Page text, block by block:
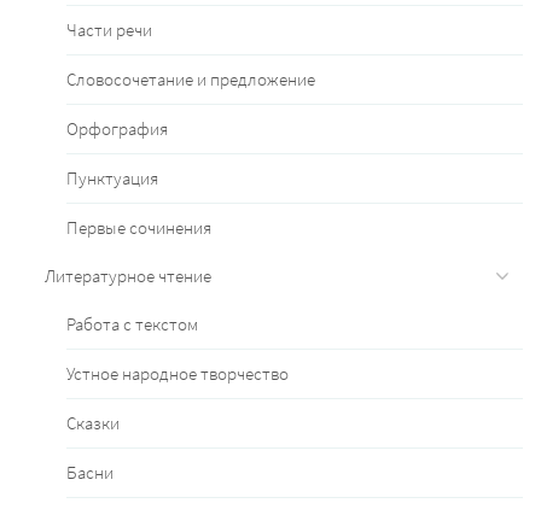
Части речи
Словосочетание и предложение
Орфография
Пунктуация
Первые сочинения
Литературное чтение
Работа с текстом
Устное народное творчество
Сказки
Басни